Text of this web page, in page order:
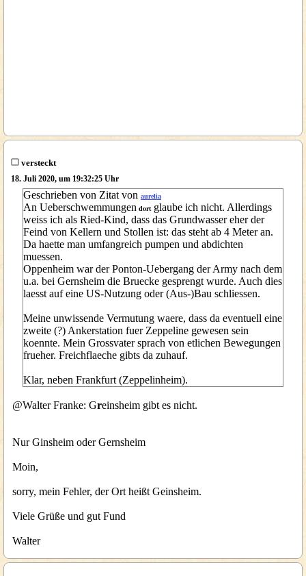
versteckt
18. Juli 2020, um 19:32:25 Uhr
Geschrieben von Zitat von aurelia
An Ueberschwemmungen dort glaube ich nicht. Allerdings
weiss ich als Ried-Kind, dass das Grundwasser eher der
Feind von Kellern und Stollen ist: das steht ab 4 Meter an.
Da haette man umfangreich pumpen und abdichten
muessen.
Oppenheim war der Ponton-Uebergang der Army nach dem
u.a. bei Gernsheim die Bruecke gesprengt wurde. Auch dies
laesst auf eine US-Nutzung oder (Aus-)Bau schliessen.
Meine unwissende Vermutung waere, dass da eventuell eine
zweite (?) Ankerstation fuer Zeppeline gewesen sein
koennte. Mein Grossvater sprach von etlichen Bewegungen
frueher. Freichflaeche gibts da zuhauf.
Klar, neben Frankfurt (Zeppelinheim).
@Walter Franke: Greinsheim gibt es nicht.
Nur Ginsheim oder Gernsheim
Moin,
sorry, mein Fehler, der Ort heißt Geinsheim.
Viele Grüße und gut Fund
Walter